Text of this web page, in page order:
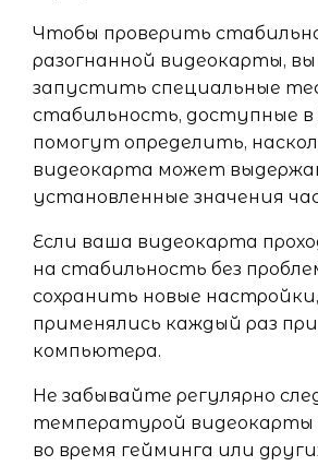
Чтобы проверить
разогнанной видеокарты,
запустить специальные
стабильность, доступные в
помогут определить,
видеокарта может
установленные значения
Если ваша видеокарта
на стабильность без
сохранить новые
применялись каждый раз
компьютера.
Не забывайте регулярно
температурой видеокарты
во время гейминга или